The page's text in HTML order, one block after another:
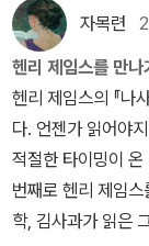
96쪽09 지하로부
최은경 옮김 / 216
옮김 / 112쪽11 해
옮김 / 112쪽12 나
각성 / 케이트 쇼
파상 / 김병욱 옮
로버트 루이스 스
래드 / 이은경 옮
자목련
헨리 제임스를 만나
헨리 제임스의 『나
다. 언젠가 읽어야
적절한 타이밍이
번째로 헨리 제임
학, 김사과가 읽은